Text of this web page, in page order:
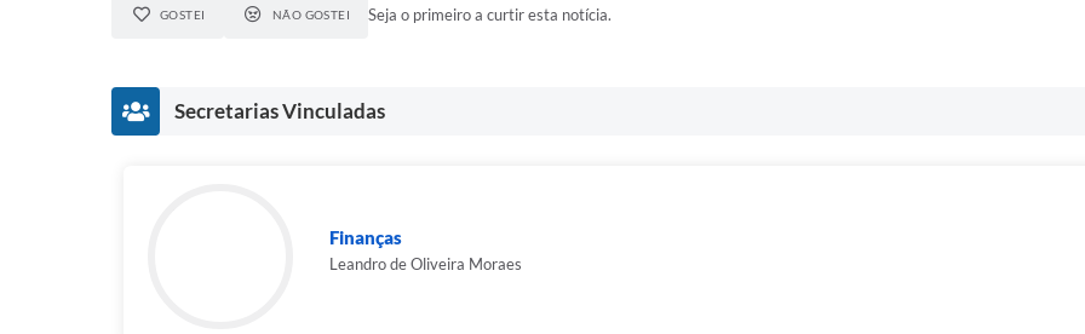
GOSTEI NÃO GOSTEI Seja o primeiro a curtir esta notícia.
Secretarias Vinculadas
Finanças
Leandro de Oliveira Moraes